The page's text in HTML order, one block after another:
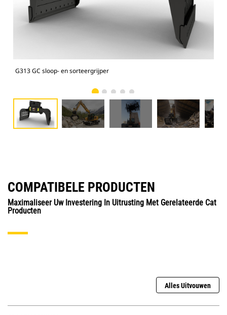
G313 GC sloop- en sorteergrijper
COMPATIBELE PRODUCTEN
Maximaliseer Uw Investering In Uitrusting Met Gerelateerde Cat
Producten
Alles Uitvouwen